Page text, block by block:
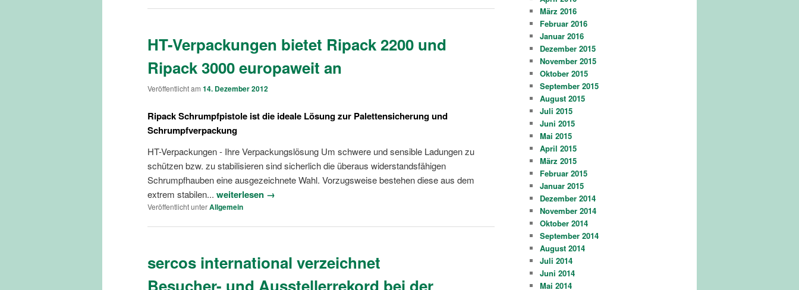
HT-Verpackungen bietet Ripack 2200 und
Ripack 3000 europaweit an
Veröffentlicht am 14. Dezember 2012
Ripack Schrumpfpistole ist die ideale Lösung zur Palettensicherung und
Schrumpfverpackung
HT-Verpackungen - Ihre Verpackungslösung Um schwere und sensible Ladungen zu
schützen bzw. zu stabilisieren sind sicherlich die überaus widerstandsfähigen
Schrumpfhauben eine ausgezeichnete Wahl. Vorzugsweise bestehen diese aus dem
extrem stabilen... weiterlesen →
Veröffentlicht unterAllgemein
sercos international verzeichnet
Besucher- und Ausstellerrekord bei der
März 2016
Februar 2016
Januar 2016
Dezember 2015
November 2015
Oktober 2015
September 2015
August 2015
Juli 2015
Juni 2015
Mai 2015
April 2015
März 2015
Februar 2015
Januar 2015
Dezember 2014
November 2014
Oktober 2014
September 2014
August 2014
Juli 2014
Juni 2014
Mai 2014